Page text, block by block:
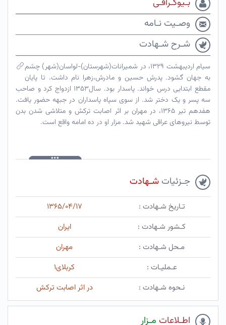
بـیوگـرافـی
وصـیت نـامه
شـرح شـهادت
سیام اردیبهشت ۱۳۲۹، در شمیرانات(شهرستان)-لواسان(شهر) چشم
به جهان گشود. پدرش حسین و مادرش،زهرا نام داشت. تا پایان
مقطع ابتدایی درس خواند. پاسدار بود. سال۱۳۵۳ ازدواج کرد و صاحب
سه پسر و یک دختر شد. از سوی سپاه پاسداران در جبهه حضور یافت.
هفدهم تیر ۱۳۶۵، در مهران بر اثر اصابت ترکش و متلاشی شدن بدن
توسط نیروهای عراقی شهید شد. مزار او در ده امامه واقع است.
جـزئیات شـهادت
تـاریخ شـهادت :
۱۳۶۵/۰۴/۱۷
کـشور شـهادت :
ایران
مـحل شـهادت :
مهران
عـملیـات :
کربلای۱
نـحوه شـهادت :
در اثر اصابت ترکش
اطـلاعات مـزار